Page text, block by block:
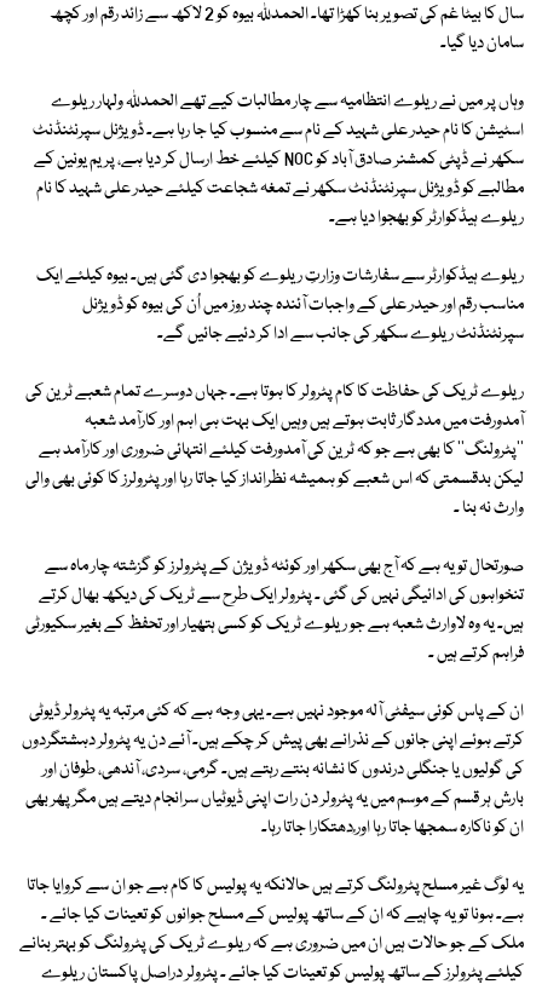
سال کا بیٹا غم کی تصویر بنا کھڑا تھا۔ الحمدللہ بیوہ کو 2 لاکھ سے زائد رقم اور کچھ
سامان دیا گیا۔
وہاں پر میں نے ریلوے انتظامیہ سے چار مطالبات کیے تھے الحمدللہ ولہار ریلوے
اسٹیشن کا نام حیدر علی شہید کے نام سے منسوب کیا جا رہا ہے۔ ڈویژنل سپرنٹنڈنٹ
سکھر نے ڈپٹی کمشنر صادق آباد کو NOC کیلئے خط ارسال کر دیا ہے، پریم یونین کے
مطالبے کو ڈویژنل سپرنٹنڈنٹ سکھر نے تمغہ شجاعت کیلئے حیدر علی شہید کا نام
ریلوے ہیڈکوارٹر کو بھجوا دیا ہے۔
ریلوے ہیڈکوارٹر سے سفارشات وزارتِ ریلوے کو بھجوا دی گئی ہیں۔ بیوہ کیلئے ایک
مناسب رقم اور حیدر علی کے واجبات آئندہ چند روز میں اُن کی بیوہ کو ڈویژنل
سپرنٹنڈنٹ ریلوے سکھر کی جانب سے ادا کر دئیے جائیں گے۔
ریلوے ٹریک کی حفاظت کا کام پٹرولر کا ہوتا ہے۔ جہاں دوسرے تمام شعبے ٹرین کی
آمدورفت میں مددگار ثابت ہوتے ہیں وہیں ایک بہت ہی اہم اور کارآمد شعبہ
''پٹرولنگ'' کا بھی ہے جو کہ ٹرین کی آمدورفت کیلئے انتہائی ضروری اور کارآمد ہے
لیکن بدقسمتی کہ اس شعبے کو ہمیشہ نظرانداز کیا جاتا رہا اور پٹرولرز کا کوئی بھی والی
وارث نہ بنا ۔
صورتحال تو یہ ہے کہ آج بھی سکھر اور کوئٹہ ڈویژن کے پٹرولرز کو گزشتہ چار ماہ سے
تنخواہوں کی ادائیگی نہیں کی گئی ۔ پٹرولر ایک طرح سے ٹریک کی دیکھ بھال کرتے
ہیں۔ یہ وہ لاوارث شعبہ ہے جو ریلوے ٹریک کو کسی ہتھیار اور تحفظ کے بغیر سکیورٹی
فراہم کرتے ہیں ۔
ان کے پاس کوئی سیفٹی آلہ موجود نہیں ہے۔ یہی وجہ ہے کہ کئی مرتبہ یہ پٹرولر ڈیوٹی
کرتے ہوئے اپنی جانوں کے نذرانے بھی پیش کر چکے ہیں۔ آئے دن یہ پٹرولر دہشتگردوں
کی گولیوں یا جنگلی درندوں کا نشانہ بنتے رہتے ہیں۔ گرمی، سردی، آندھی، طوفان اور
بارش ہر قسم کے موسم میں یہ پٹرولر دن رات اپنی ڈیوٹیاں سرانجام دیتے ہیں مگر پھر بھی
ان کو ناکارہ سمجھا جاتا رہا اور ُدھتکارا جاتا رہا۔
یہ لوگ غیر مسلح پٹرولنگ کرتے ہیں حالانکہ یہ پولیس کا کام ہے جو ان سے کروایا جاتا
ہے۔ ہونا تو یہ چاہیے کہ ان کے ساتھ پولیس کے مسلح جوانوں کو تعینات کیا جائے ۔
ملک کے جو حالات ہیں ان میں ضروری ہے کہ ریلوے ٹریک کی پٹرولنگ کو بہتر بنانے
کیلئے پٹرولرز کے ساتھ پولیس کو تعینات کیا جائے ۔ پٹرولر دراصل پاکستان ریلوے